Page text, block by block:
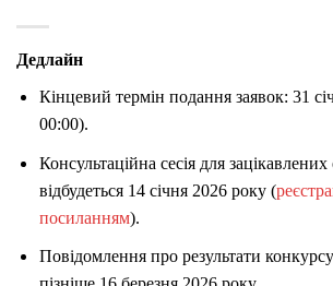
Дедлайн
Кінцевий термін подання заявок: 31
00:00).
Консультаційна сесія для зацікавлених
відбудеться 14 січня 2026 року (
посиланням).
Повідомлення про результати